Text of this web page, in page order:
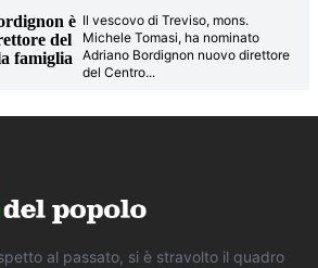
è
del
famiglia
Il vescovo di Treviso, mons.
Michele Tomasi, ha nominato
Adriano Bordignon nuovo direttore
del Centro...
al passato, si è stravolto il quadro